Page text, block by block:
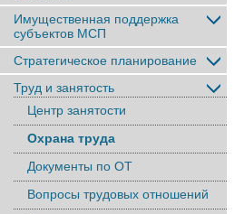
Имущественная поддержка
субъектов МСП
Стратегическое планирование
Труд и занятость
Центр занятости
Охрана труда
Документы по ОТ
Вопросы трудовых отношений